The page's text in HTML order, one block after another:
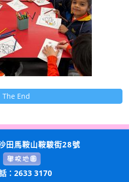
The End
田馬鞍山鞍駿街28號
：2633 3170